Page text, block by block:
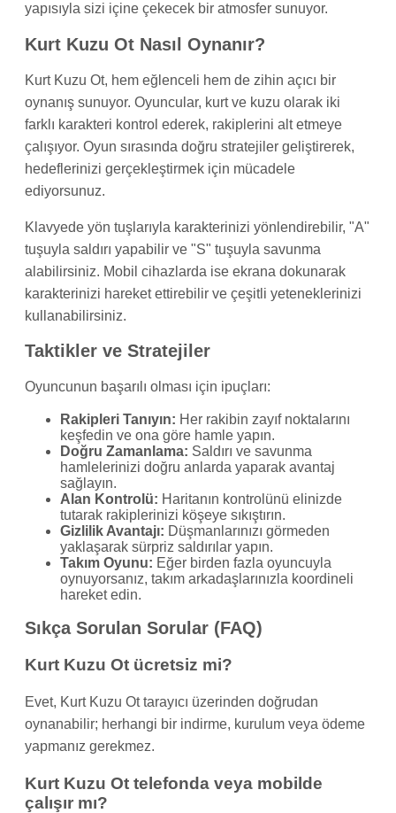
yapısıyla sizi içine çekecek bir atmosfer sunuyor.
Kurt Kuzu Ot Nasıl Oynanır?
Kurt Kuzu Ot, hem eğlenceli hem de zihin açıcı bir
oynanış sunuyor. Oyuncular, kurt ve kuzu olarak iki
farklı karakteri kontrol ederek, rakiplerini alt etmeye
çalışıyor. Oyun sırasında doğru stratejiler geliştirerek,
hedeflerinizi gerçekleştirmek için mücadele
ediyorsunuz.
Klavyede yön tuşlarıyla karakterinizi yönlendirebilir, "A"
tuşuyla saldırı yapabilir ve "S" tuşuyla savunma
alabilirsiniz. Mobil cihazlarda ise ekrana dokunarak
karakterinizi hareket ettirebilir ve çeşitli yeteneklerinizi
kullanabilirsiniz.
Taktikler ve Stratejiler
Oyuncunun başarılı olması için ipuçları:
Rakipleri Tanıyın: Her rakibin zayıf noktalarını
keşfedin ve ona göre hamle yapın.
Doğru Zamanlama: Saldırı ve savunma
hamlelerinizi doğru anlarda yaparak avantaj
sağlayın.
Alan Kontrolü: Haritanın kontrolünü elinizde
tutarak rakiplerinizi köşeye sıkıştırın.
Gizlilik Avantajı: Düşmanlarınızı görmeden
yaklaşarak sürpriz saldırılar yapın.
Takım Oyunu: Eğer birden fazla oyuncuyla
oynuyorsanız, takım arkadaşlarınızla koordineli
hareket edin.
Sıkça Sorulan Sorular (FAQ)
Kurt Kuzu Ot ücretsiz mi?
Evet, Kurt Kuzu Ot tarayıcı üzerinden doğrudan
oynanabilir; herhangi bir indirme, kurulum veya ödeme
yapmanız gerekmez.
Kurt Kuzu Ot telefonda veya mobilde
çalışır mı?